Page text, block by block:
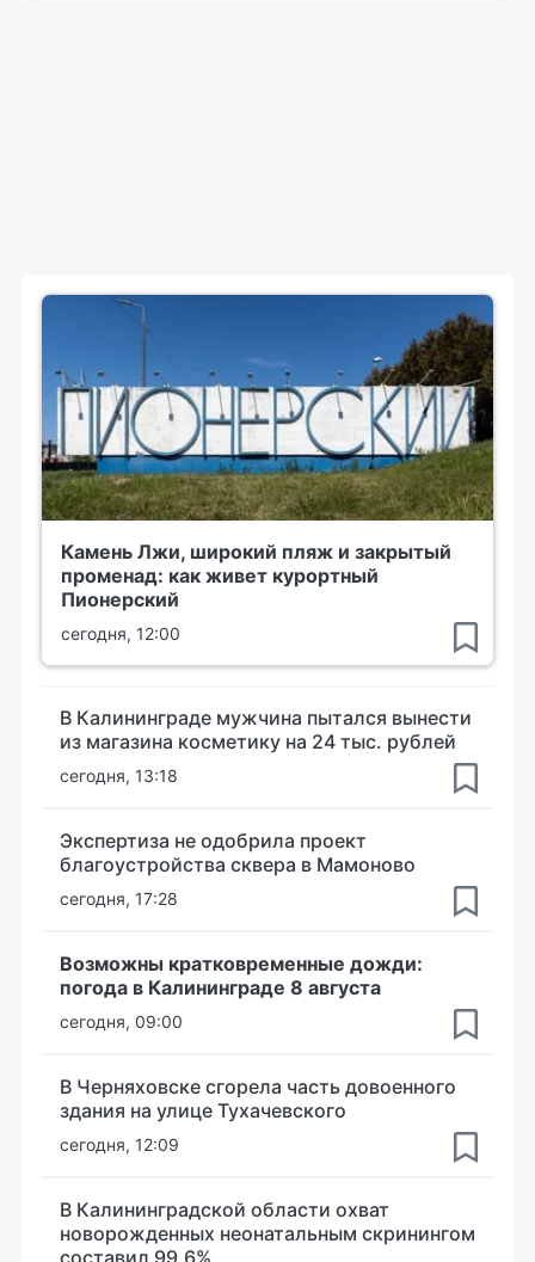
Камень Лжи, широкий пляж и закрытый
променад: как живет курортный
Пионерский
сегодня, 12:00
В Калининграде мужчина пытался вынести
из магазина косметику на 24 тыс. рублей
сегодня, 13:18
Экспертиза не одобрила проект
благоустройства сквера в Мамоново
сегодня, 17:28
Возможны кратковременные дожди:
погода в Калининграде 8 августа
сегодня, 09:00
В Черняховске сгорела часть довоенного
здания на улице Тухачевского
сегодня, 12:09
В Калининградской области охват
новорожденных неонатальным скринингом
составил 99,6%